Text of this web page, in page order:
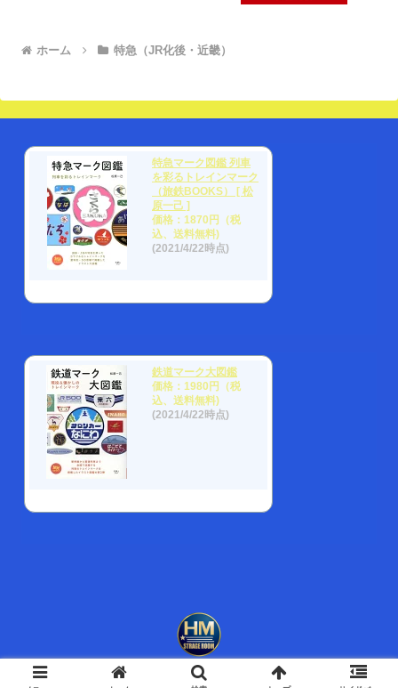
ホーム 特急（JR化後・近畿）
特急マーク図鑑 列車
を彩るトレインマーク
（旅鉄BOOKS） [ 松
原一己 ]
価格：1870円（税
込、送料無料)
(2021/4/22時点)
鉄道マーク大図鑑
価格：1980円（税
込、送料無料)
(2021/4/22時点)
© 2009 NIHONKAI FACTORY.